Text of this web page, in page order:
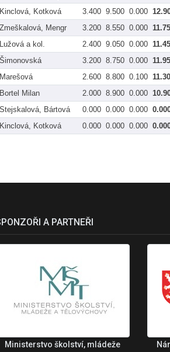
Kinclová, Kotková 3.400 9.500 0.000
Zmeškalová, Mengr 3.200 8.550 0.000
Lužová a kol. 2.400 9.050 0.000
Šimonovská 3.200 8.750 0.000
Marešová 2.600 8.800 0.100
Bortel Milan 2.000 8.900 0.000
Stejskalová, Bártová 0.000 0.000 0.000
Kinclová, Kotková 0.000 0.000 0.000
A PARTNEŘI
Ministerstvo školství, mládeže